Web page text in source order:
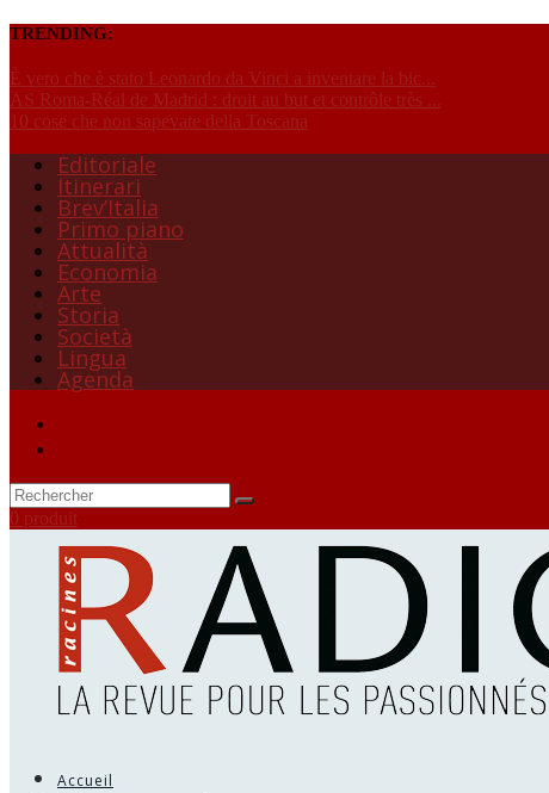
TRENDING:
È vero che è stato Leonardo da Vinci a inventare la bic...
AS Roma-Réal de Madrid : droit au but et contrôle très ...
10 cose che non sapevate della Toscana
Editoriale
Itinerari
Brev’Italia
Primo piano
Attualità
Economia
Arte
Storia
Società
Lingua
Agenda
0 produit
Accueil